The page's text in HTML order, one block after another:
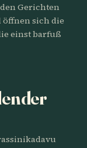
Gerichten
öffnen sich die
einst barfuß